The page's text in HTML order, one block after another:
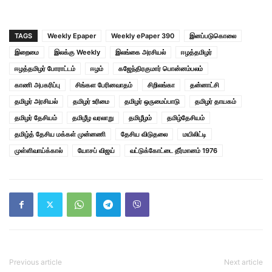
TAGS Weekly Epaper Weekly ePaper 390
இனப்படுகொலை
இறைமை
இலக்கு Weekly இலங்கை அரசியல்
ஈழத்தமிழர்
ஈழத்தமிழர் போராட்டம்
ஈழம்
கஜேந்திரகுமார் பொன்னம்பலம்
காணி அபகரிப்பு
சிங்கள பேரினவாதம் சிறிலங்கா
தன்னாட்சி
தமிழர் அரசியல்
தமிழர் உரிமை தமிழர் ஒருமைப்பாடு
தமிழர் தாயகம்
தமிழர் தேசியம்
தமிழீழ வரலாறு தமிழீழம்
தமிழ்தேசியம்
தமிழ்த் தேசிய மக்கள் முன்னணி
தேசிய விடுதலை
மயிலிட்டி
முள்ளிவாய்க்கால்
யோசப் விஜய் வட்டுக்கோட்டை தீர்மானம் 1976
Previous article Next article